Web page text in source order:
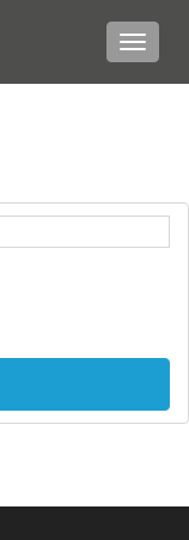
Menú
de